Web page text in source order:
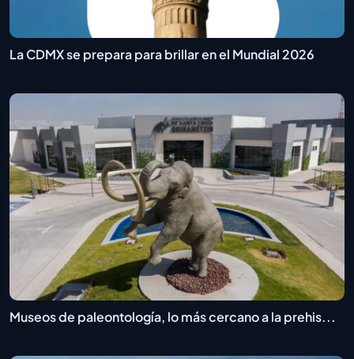
La CDMX se prepara para brillar en el Mundial 2026
Museos de paleontología, lo más cercano a la prehis...